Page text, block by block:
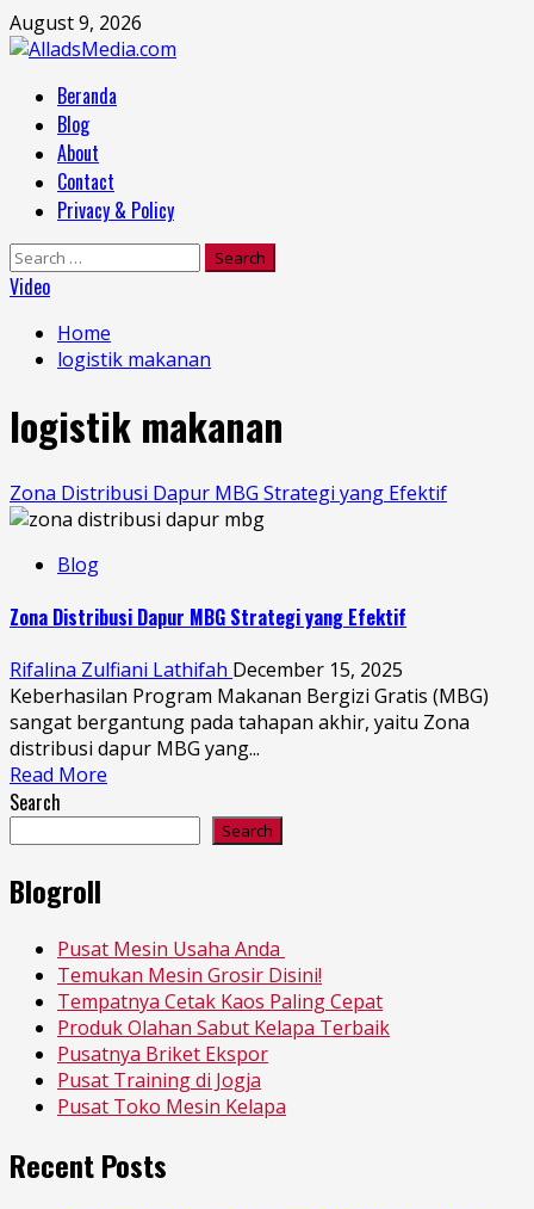
Skip
to
August 9, 2026
MenuBeranda
Blog
About
Contact
Privacy & Policy
Search
for:
Video
Home
logistik makanan
logistik makanan
Zona Distribusi Dapur MBG Strategi yang Efektif
Blog
Zona Distribusi Dapur MBG Strategi yang Efektif
Rifalina Zulfiani Lathifah December 15, 2025
Keberhasilan Program Makanan Bergizi Gratis (MBG)
sangat bergantung pada tahapan akhir, yaitu Zona
distribusi dapur MBG yang...
Read More
Search
Search
Blogroll
Pusat Mesin Usaha Anda
Temukan Mesin Grosir Disini!
Tempatnya Cetak Kaos Paling Cepat
Produk Olahan Sabut Kelapa Terbaik
Pusatnya Briket Ekspor
Pusat Training di Jogja
Pusat Toko Mesin Kelapa
Recent Posts